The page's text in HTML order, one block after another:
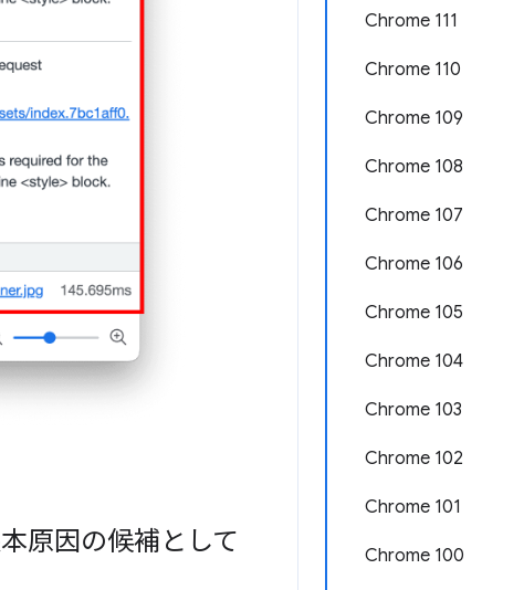
Chrome 111
Chrome 110
Chrome 109
Chrome 108
Chrome 107
Chrome 106
Chrome 105
Chrome 104
Chrome 103
Chrome 102
Chrome 101
Chrome 100
原因の候補として